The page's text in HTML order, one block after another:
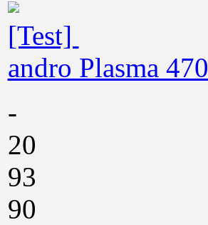
[Test]
andro Plasma 470
-
20
93
90